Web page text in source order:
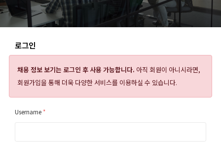
로그인
채용 정보 보기는 로그인 후 사용 가능합니다. 아직 회원이 아니시라면,
회원가입을 통해 더욱 다양한 서비스를 이용하실 수 있습니다.
Username *